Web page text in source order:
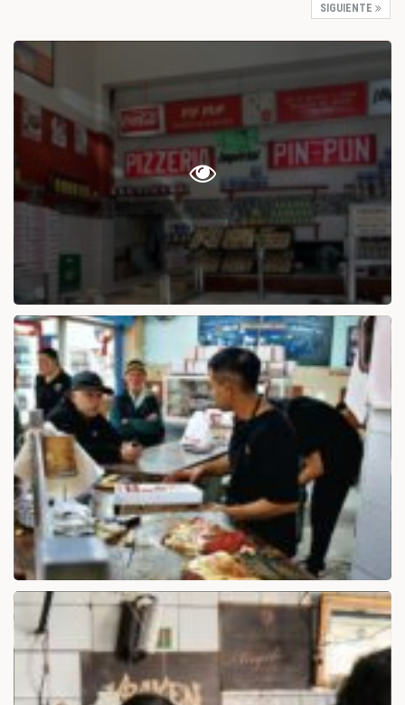
SIGUIENTE